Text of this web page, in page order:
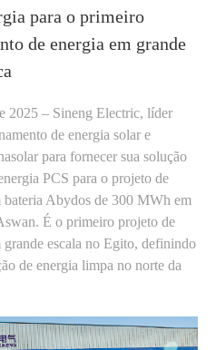
para o primeiro
de energia em grande
2025 – Sineng Electric, líder
de energia solar e
para fornecer sua solução
PCS para o projeto de
bateria Abydos de 300 MWh em
É o primeiro projeto de
grande escala no Egito, definindo
de energia limpa no norte da